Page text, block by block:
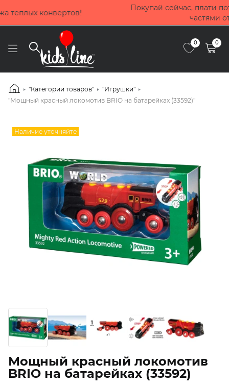
Покупай сейчас, плати потом! Выбирай оплату до 4 мес
частями от Приватбанка
0 0
"Категории товаров"
"Игрушки"
"Мощный красный локомотив BRIO на батарейках (33592)"
Наличие уточняйте
Мощный красный локомотив
BRIO на батарейках (33592)